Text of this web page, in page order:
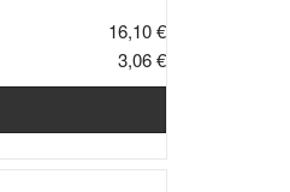
16,10 €
3,06 €